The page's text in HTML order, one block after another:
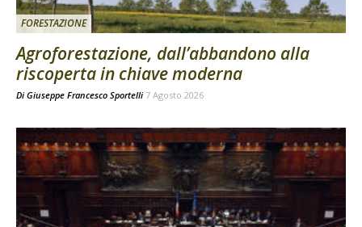
FORESTAZIONE
Agroforestazione, dall’abbandono alla
riscoperta in chiave moderna
Di Giuseppe Francesco Sportelli 7 Agosto 2026